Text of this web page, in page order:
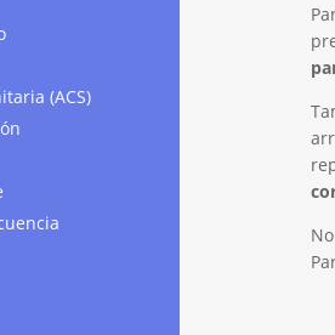
(ACS)